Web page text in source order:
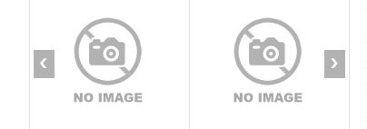
‹ ›